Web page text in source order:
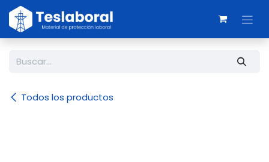
Ir al contenido
Todos los productos